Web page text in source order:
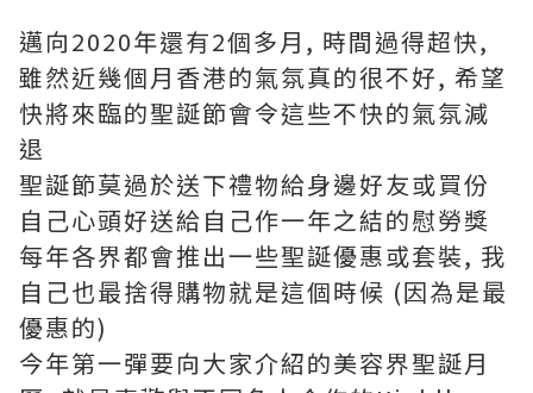
邁向2020年還有2個多月, 時間過得超快,
雖然近幾個月香港的氣氛真的很不好, 希望
快將來臨的聖誕節會令這些不快的氣氛減
退
聖誕節莫過於送下禮物給身邊好友或買份
自己心頭好送給自己作一年之結的慰勞獎
每年各界都會推出一些聖誕優惠或套裝, 我
自己也最捨得購物就是這個時候 (因為是最
優惠的)
今年第一彈要向大家介紹的美容界聖誕月